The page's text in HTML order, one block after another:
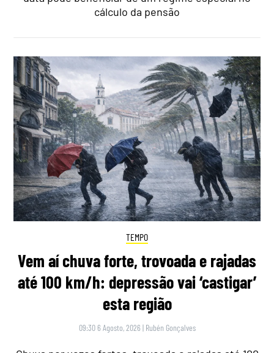
cálculo da pensão
TEMPO
Vem aí chuva forte, trovoada e rajadas
até 100 km/h: depressão vai ‘castigar’
esta região
09:30 6 Agosto, 2026 | Rubén Gonçalves